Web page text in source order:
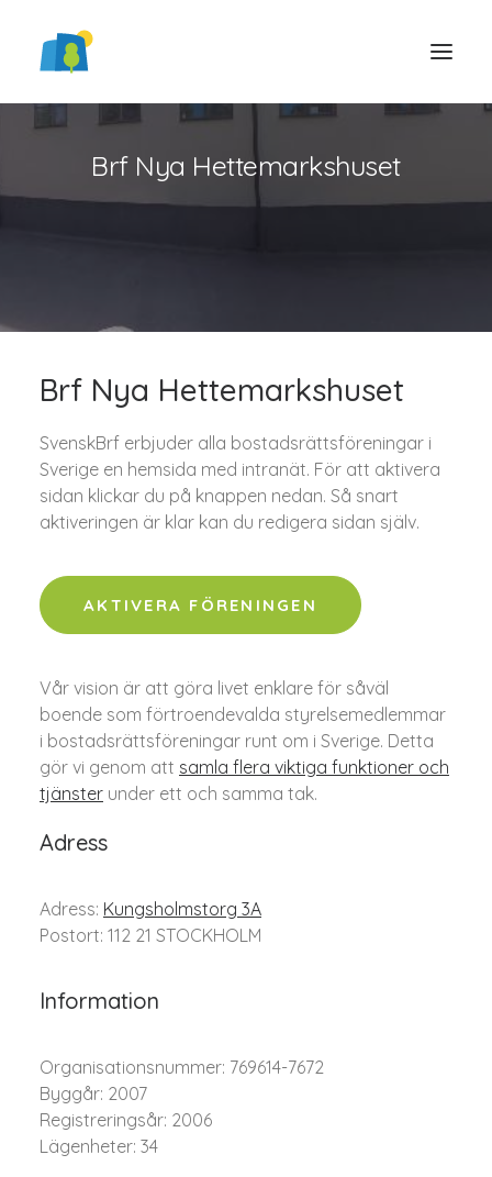
Brf Nya Hettemarkshuset
Brf Nya Hettemarkshuset
SvenskBrf erbjuder alla bostadsrättsföreningar i
Sverige en hemsida med intranät. För att aktivera
sidan klickar du på knappen nedan. Så snart
aktiveringen är klar kan du redigera sidan själv.
AKTIVERA FÖRENINGEN
Vår vision är att göra livet enklare för såväl
boende som förtroendevalda styrelsemedlemmar
i bostadsrättsföreningar runt om i Sverige. Detta
gör vi genom att samla flera viktiga funktioner och
tjänster under ett och samma tak.
Adress
Adress: Kungsholmstorg 3A
Postort: 112 21 STOCKHOLM
Information
Organisationsnummer: 769614-7672
Byggår: 2007
Registreringsår: 2006
Lägenheter: 34